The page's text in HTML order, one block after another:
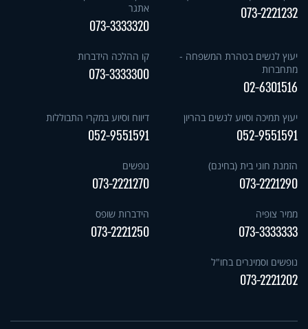
073-2221232
אתגר
073-3333320
יעוץ לנשים בטהרת המשפחה -
מתחברות
02-6301516
קו ההלכה הידברות
073-3333300
יעוץ תמיכה וסיוע לנשים בהריון
052-9551591
דיווח וסיוע במקרי התבוללות
052-9551591
הזמנת חוגי בית (בחינם)
073-2221290
נופשים
073-2221270
ממיר צופיה
073-3333333
הידברות שופס
073-2221250
נופשים וסמינרים בחו"ל
073-2221202